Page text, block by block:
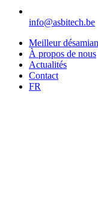
info@asbitech.be
Meilleur
À propos de nous
Actualités
Contact
FR